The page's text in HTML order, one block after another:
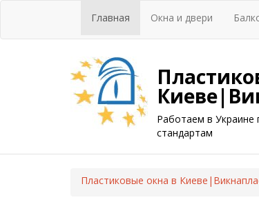
Главная Окна и двери
Работаем в Украине
стандартам
Пластиковые окна в